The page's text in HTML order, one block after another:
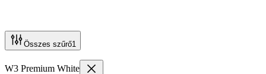
Összes szűrő1
W3 Premium White